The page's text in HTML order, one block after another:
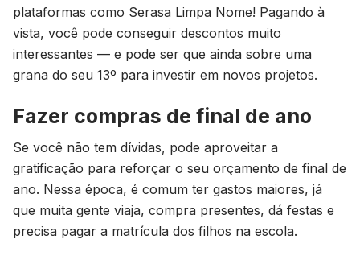
plataformas como Serasa Limpa Nome! Pagando à
vista, você pode conseguir descontos muito
interessantes — e pode ser que ainda sobre uma
grana do seu 13º para investir em novos projetos.
Fazer compras de final de ano
Se você não tem dívidas, pode aproveitar a
gratificação para reforçar o seu orçamento de final de
ano. Nessa época, é comum ter gastos maiores, já
que muita gente viaja, compra presentes, dá festas e
precisa pagar a matrícula dos filhos na escola.